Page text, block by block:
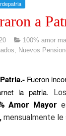
a
100% amor
Nuevos
Fueron
la patria.
Amor Mayor
mensualmente